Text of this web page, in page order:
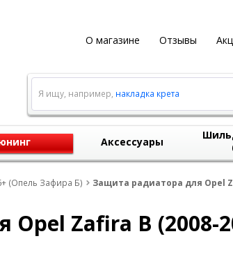
О магазине Отзывы
Я ищу, например, накладка крета
Аксессуары
(Опель Зафира Б) Защита радиатора для Opel
Zafira B (2008-